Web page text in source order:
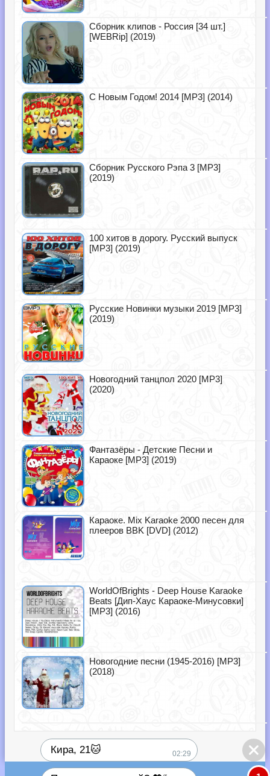
Сборник клипов - Россия [34 шт.]
[WEBRip] (2019)
С Новым Годом! 2014 [MP3] (2014)
Сборник Русского Рэпа 3 [MP3]
(2019)
100 хитов в дорогу. Русский выпуск
[MP3] (2019)
Русские Новинки музыки 2019 [MP3]
(2019)
Новогодний танцпол 2020 [MP3]
(2020)
Фантазёры - Детские Песни и
Караоке [MP3] (2019)
Караоке. Mix Karaoke 2000 песен для
плееров BBK [DVD] (2012)
WorldOfBrights - Deep House Karaoke
Beats [Дип-Хаус Караоке-Минусовки]
[MP3] (2016)
Новогодние песни (1945-2016) [MP3]
(2018)
Кира, 21🐱 02:29